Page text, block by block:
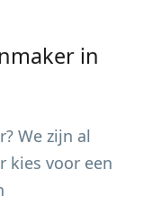
in
We zijn al
kies voor een